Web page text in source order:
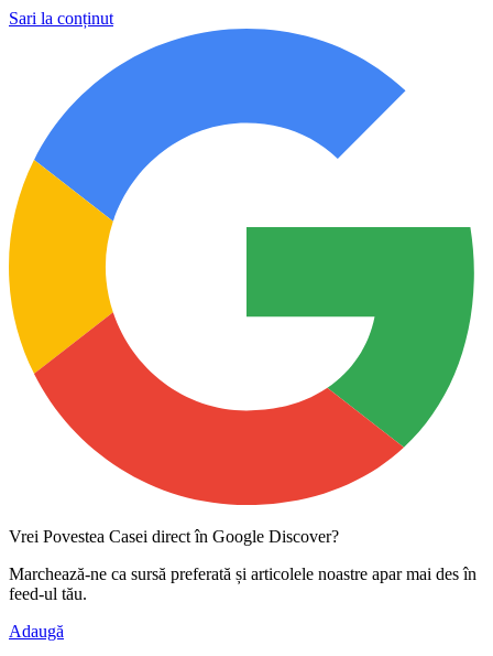
Sari la conținut
Vrei Povestea Casei direct în Google Discover?
Marchează-ne ca sursă preferată și articolele noastre apar mai des în
feed-ul tău.
Adaugă